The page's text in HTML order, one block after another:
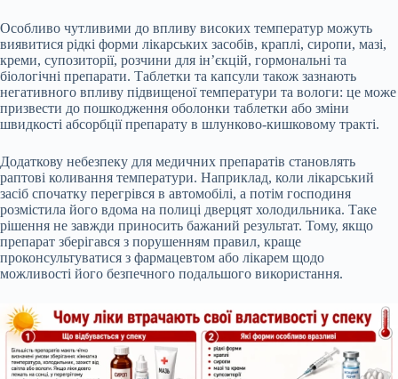
Особливо чутливими до впливу високих температур можуть
виявитися рідкі форми лікарських засобів, краплі, сиропи, мазі,
креми, супозиторії, розчини для ін’єкцій, гормональні та
біологічні препарати. Таблетки та капсули також зазнають
негативного впливу підвищеної температури та вологи: це може
призвести до пошкодження оболонки таблетки або зміни
швидкості абсорбції препарату в шлунково-кишковому тракті.
Додаткову небезпеку для медичних препаратів становлять
раптові коливання температури. Наприклад, коли лікарський
засіб спочатку перегрівся в автомобілі, а потім господиня
розмістила його вдома на полиці дверцят холодильника. Таке
рішення не завжди приносить бажаний результат. Тому, якщо
препарат зберігався з порушенням правил, краще
проконсультуватися з фармацевтом або лікарем щодо
можливості його безпечного подальшого використання.